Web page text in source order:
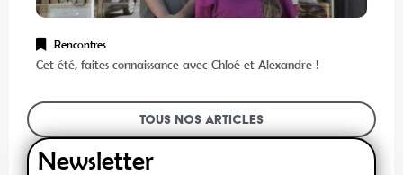
Rencontres
Cet été, faites connaissance avec Chloé et Alexandre !
Tous nos articles
Newsletter